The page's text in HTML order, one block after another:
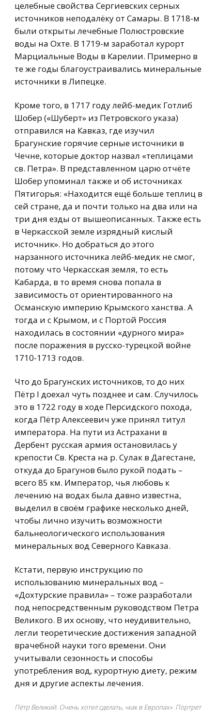
целебные свойства Сергиевских серных
источников неподалёку от Самары. В 1718-м
были открыты лечебные Полюстровские
воды на Охте. В 1719-м заработал курорт
Марциальные Воды в Карелии. Примерно в
те же годы благоустраивались минеральные
источники в Липецке.
Кроме того, в 1717 году лейб-медик Готлиб
Шобер («Шуберт» из Петровского указа)
отправился на Кавказ, где изучил
Брагунские горячие серные источники в
Чечне, которые доктор назвал «теплицами
св. Петра». В представленном царю отчёте
Шобер упоминал также и об источниках
Пятигорья: «Находится ещё больше теплиц в
сей стране, да и почти только на два или на
три дня езды от вышеописанных. Также есть
в Черкасской земле изрядный кислый
источник». Но добраться до этого
нарзанного источника лейб-медик не смог,
потому что Черкасская земля, то есть
Кабарда, в то время снова попала в
зависимость от ориентированного на
Османскую империю Крымского ханства. А
тогда и с Крымом, и с Портой Россия
находилась в состоянии «дурного мира»
после поражения в русско-турецкой войне
1710-1713 годов.
Что до Брагунских источников, то до них
Пётр I доехал чуть позднее и сам. Случилось
это в 1722 году в ходе Персидского похода,
когда Пётр Алексеевич уже принял титул
императора. На пути из Астрахани в
Дербент русская армия остановилась у
крепости Св. Креста на р. Сулак в Дагестане,
откуда до Брагунов было рукой подать –
всего 85 км. Император, чья любовь к
лечению на водах была давно известна,
выделил в своём графике несколько дней,
чтобы лично изучить возможности
бальнеологического использования
минеральных вод Северного Кавказа.
Кстати, первую инструкцию по
использованию минеральных вод –
«Дохтурские правила» – тоже разработали
под непосредственным руководством Петра
Великого. В их основу, что неудивительно,
легли теоретические достижения западной
врачебной науки того времени. Они
учитывали сезонность и способы
употребления вод, курортную диету, режим
дня и другие аспекты лечения.
Пётр Великий. Очень хотел сделать, «как в Европах». Портрет